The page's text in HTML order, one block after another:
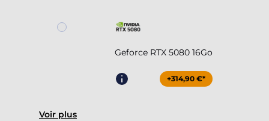
Geforce RTX 5080 16Go
+314,90 €*
Voir plus